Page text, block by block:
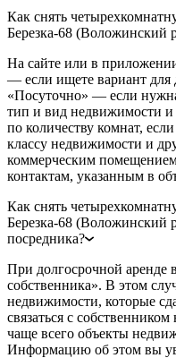
Как снять
Березка-68 (Воложинский
На сайте или в
— если ищете вариант для
«Посуточно» — если
тип и вид недвижимости
по количеству комнат,
классу недвижимости и
коммерческим
контактам, указанным в
Как снять
Березка-68 (Воложинский
посредника?
При долгосрочной аренде
собственника». В этом
недвижимости, которые
связаться с
чаще всего объекты
Информацию об этом вы